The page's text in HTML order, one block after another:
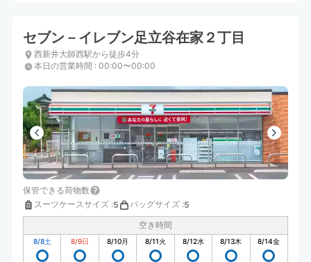
セブン－イレブン足立谷在家２丁目
西新井大師西駅から徒歩4分
本日の営業時間 : 00:00〜00:00
保管できる荷物数
スーツケースサイズ :5 バッグサイズ :5
空き時間
8/8土 8/9日 8/10月 8/11火 8/12水 8/13木 8/14金